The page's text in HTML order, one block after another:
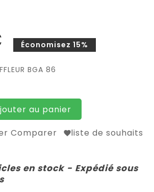
Économisez 15%
BGA 86
au panier
Comparer liste de souhaits
en stock - Expédié sous